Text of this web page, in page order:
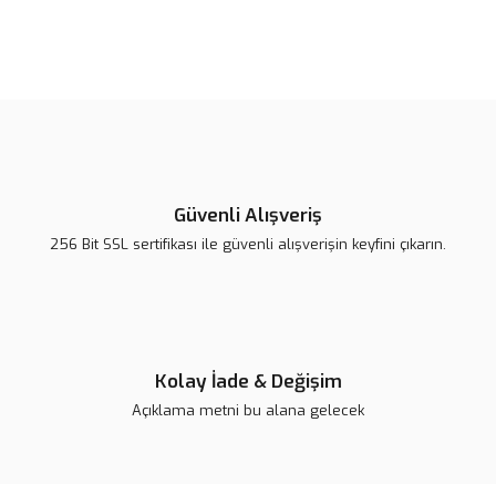
Güvenli Alışveriş
256 Bit SSL sertifikası ile güvenli alışverişin keyfini çıkarın.
Kolay İade & Değişim
Açıklama metni bu alana gelecek